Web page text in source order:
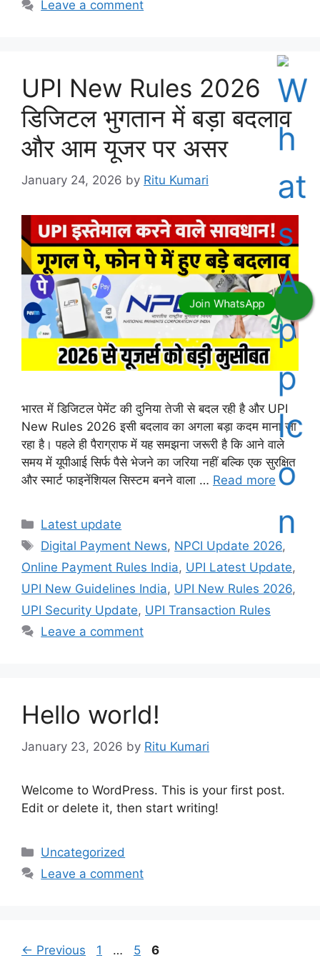
Leave a comment
UPI New Rules 2026
डिजिटल भुगतान में बड़ा बदलाव
और आम यूजर पर असर
January 24, 2026 by Ritu Kumari
भारत में डिजिटल पेमेंट की दुनिया तेजी से बदल रही है और UPI
New Rules 2026 इसी बदलाव का अगला बड़ा कदम माना जा
रहा है। पहले ही पैराग्राफ में यह समझना जरूरी है कि आने वाले
समय में यूपीआई सिर्फ पैसे भेजने का जरिया नहीं बल्कि एक सुरक्षित
और स्मार्ट फाइनेंशियल सिस्टम बनने वाला … Read more
Categories
Latest update
Tags
Digital Payment News, NPCI Update 2026,
Online Payment Rules India, UPI Latest Update,
UPI New Guidelines India, UPI New Rules 2026,
UPI Security Update, UPI Transaction Rules
Leave a comment
Hello world!
January 23, 2026 by Ritu Kumari
Welcome to WordPress. This is your first post.
Edit or delete it, then start writing!
Categories
Uncategorized
Leave a comment
← Previous Page
1 … Page
5 Page
6